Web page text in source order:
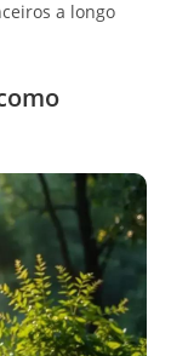
a longo